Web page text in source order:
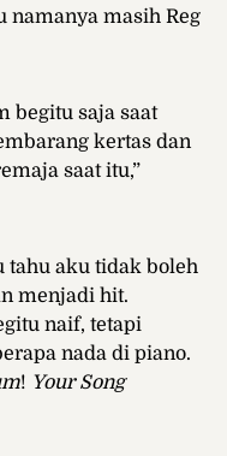
namanya masih Reg
begitu saja saat
kertas dan
saat itu,”
tahu aku tidak boleh
menjadi hit.
naif, tetapi
nada di piano.
! Your Song